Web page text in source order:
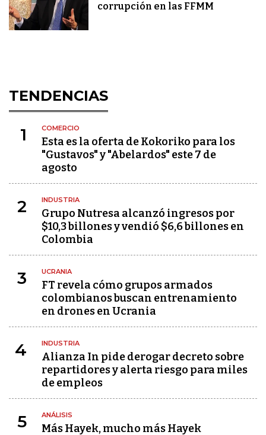
corrupción en las FFMM
TENDENCIAS
1 COMERCIO
Esta es la oferta de Kokoriko para los
"Gustavos" y "Abelardos" este 7 de
agosto
2 INDUSTRIA
Grupo Nutresa alcanzó ingresos por
$10,3 billones y vendió $6,6 billones en
Colombia
3 UCRANIA
FT revela cómo grupos armados
colombianos buscan entrenamiento
en drones en Ucrania
4 INDUSTRIA
Alianza In pide derogar decreto sobre
repartidores y alerta riesgo para miles
de empleos
5 ANÁLISIS
Más Hayek, mucho más Hayek